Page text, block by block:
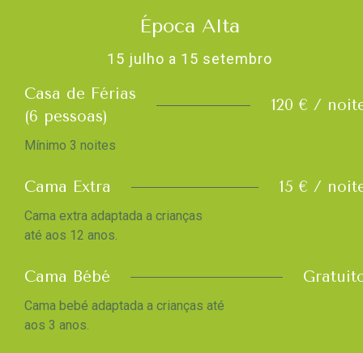
Época Alta
15 julho a 15 setembro
Casa de Férias
(6 pessoas)
120 € /
Mínimo 3 noites
Cama Extra 15 € /
Cama extra adaptada a crianças
até aos 12 anos.
Cama Bébé
Cama bebé adaptada a crianças até
aos 3 anos.